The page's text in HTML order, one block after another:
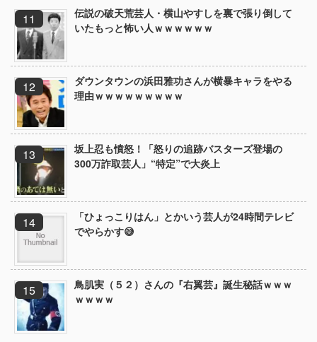
伝説の破天荒芸人・横山やすしを裏で張り倒して
いたもっと怖い人ｗｗｗｗｗｗ
ダウンタウンの浜田雅功さんが横暴キャラをやる
理由ｗｗｗｗｗｗｗｗｗ
坂上忍も憤怒！「怒りの追跡バスターズ登場の
300万詐取芸人」“特定”で大炎上
「ひょっこりはん」とかいう芸人が24時間テレビ
でやらかす😅
鳥肌実（５２）さんの『右翼芸』誕生秘話ｗｗｗ
ｗｗｗｗ